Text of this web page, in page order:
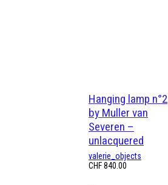
Hanging lamp n°2
by Muller van
Severen –
unlacquered
valerie_objects
CHF840.00